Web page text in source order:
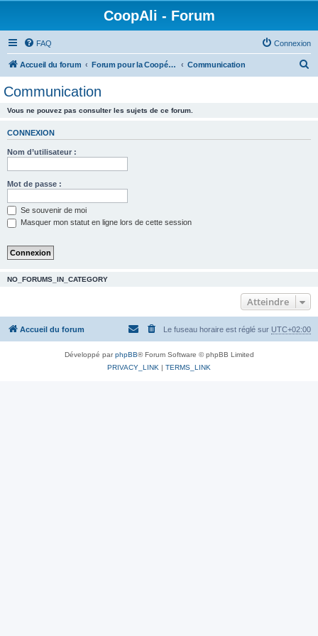
CoopAli - Forum
FAQ Connexion
Accueil du forum Forum pour la Coopérative alimentaire Communication
Communication
Vous ne pouvez pas consulter les sujets de ce forum.
CONNEXION
Nom d’utilisateur :
Mot de passe :
Se souvenir de moi
Masquer mon statut en ligne lors de cette session
NO_FORUMS_IN_CATEGORY
Atteindre
Accueil du forum Le fuseau horaire est réglé sur UTC+02:00
Développé parphpBB® Forum Software © phpBB Limited
PRIVACY_LINK | TERMS_LINK